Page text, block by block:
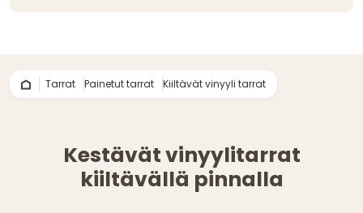
Tarrat Painetut tarrat Kiiltävät vinyyli tarrat
Kestävät vinyylitarrat
kiiltävällä pinnalla